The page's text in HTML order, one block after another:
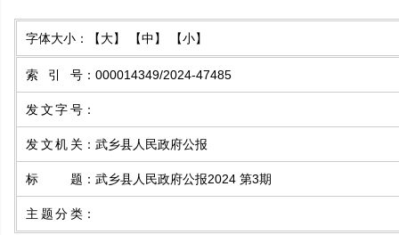
字体大小： 【大】 【中】 【小】
索 引 号 ： 000014349/2024-47485
发文字号 ：
发文机关 ： 武乡县人民政府公报
标 题 ： 武乡县人民政府公报2024 第3期
主题分类 ：